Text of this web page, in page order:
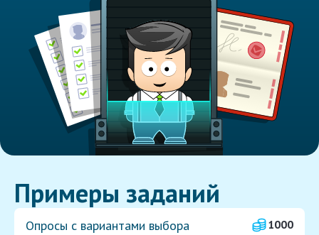
Примеры заданий
Опросы с вариантами выбора
1000